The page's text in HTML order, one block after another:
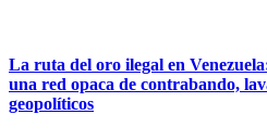
La ruta del oro ilegal en
una red opaca de contrabando,
geopolíticos